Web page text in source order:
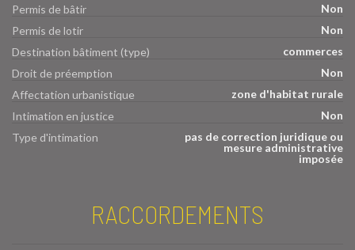
Permis de bâtir
Non
Permis de lotir
Non
Destination bâtiment (type)
commerces
Droit de préemption
Non
Affectation urbanistique
zone d'habitat rurale
Intimation en justice
Non
Type d'intimation
pas de correction juridique ou
mesure administrative
imposée
RACCORDEMENTS